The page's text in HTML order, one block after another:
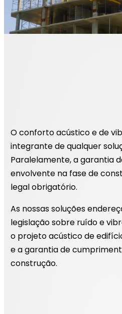
O conforto acústico e de
integrante de qualquer
Paralelamente, a garantia
envolvente na fase de
legal obrigatório.
As nossas soluções
legislação sobre ruído e
o projeto acústico de
e a garantia de
construção.